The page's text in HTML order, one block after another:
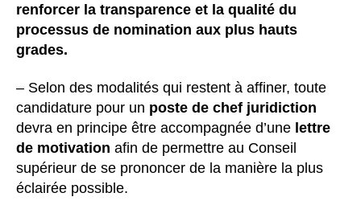
renforcer la transparence et la qualité du
processus de nomination aux plus hauts
grades.
– Selon des modalités qui restent à affiner, toute
candidature pour un poste de chef juridiction
devra en principe être accompagnée d’une lettre
de motivation afin de permettre au Conseil
supérieur de se prononcer de la manière la plus
éclairée possible.